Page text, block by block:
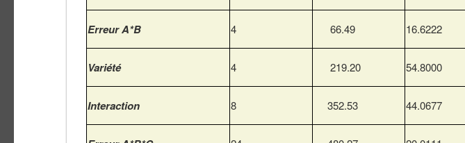
Erreur A*B 4 66.49 16.6222
Variété 4 219.20 54.8000
Interaction 8 352.53 44.0677